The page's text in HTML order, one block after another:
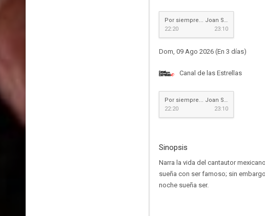
Por siempre... Joan Sebastian
22:20
23:10
Dom, 09 Ago 2026 (En 3 días)
Canal de las Estrellas
Por siempre... Joan Sebastian
22:20
23:10
Sinopsis
Narra la vida del cantautor
sueña con ser famoso; sin
noche sueña ser.